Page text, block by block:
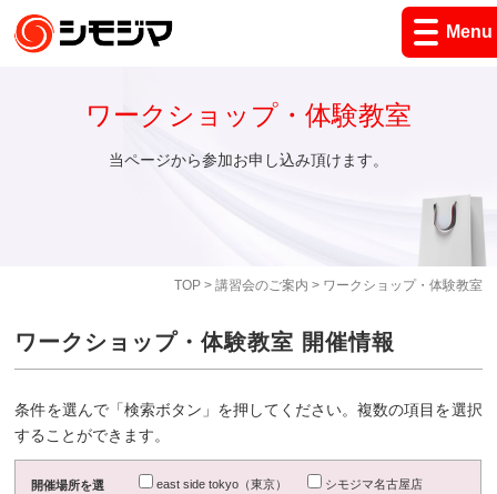
Menu
TOP> 講習会のご案内 > ワークショップ・体験教室
ワークショップ・体験教室
当ページから参加お申し込み頂けます。
ワークショップ・体験教室 開催情報
条件を選んで「検索ボタン」を押してください。複数の項目を選択
することができます。
開催場所を選
east side tokyo（東京）
シモジマ名古屋店